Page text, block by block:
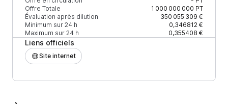
Offre Totale
1 000 000 000 PT
Évaluation après dilution
350 055 309 €
Minimum sur 24 h
0,346812 €
Maximum sur 24 h
0,355408 €
Liens officiels
Site internet